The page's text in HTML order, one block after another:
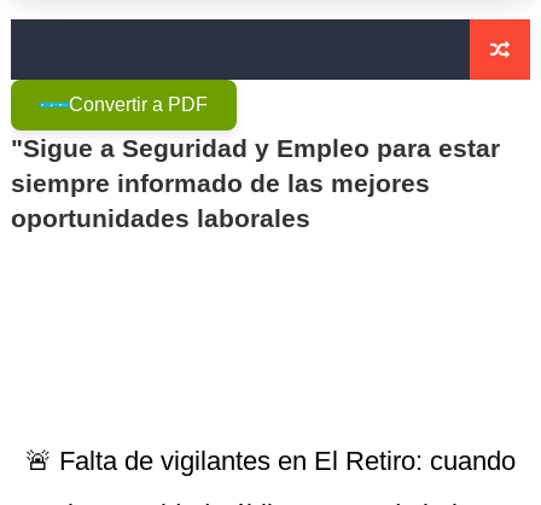
🚨 Denunciado por intrusismo en seguridad privada
UCSP. Informe nº2014/068. Compatibilidad entre
Testimonios - Un vigilante logra que Inspección de
Las patronales del sector de seguridad privada
Convertir a PDF
"Sigue a Seguridad y Empleo para estar
siempre informado de las mejores
oportunidades laborales
🚨 Falta de vigilantes en El Retiro: cuando